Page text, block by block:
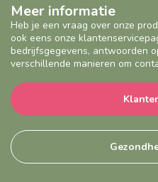
Meer informatie
Heb je een vraag over onze
ook eens onze
bedrijfsgegevens, antwoorden
verschillende manieren om